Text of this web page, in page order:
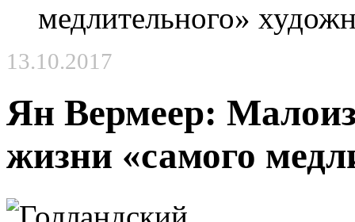
медлительного»
13.10.2017
Ян Вермеер:
жизни «самого